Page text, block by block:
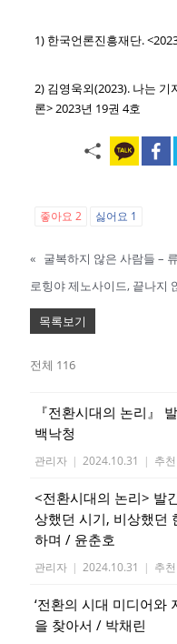
1) 한국언론진흥재단.
2) 김영욱외(2023). 나는 기
론> 2023년 19권 4호
좋아요2 싫어요 1
« 굴복하지 않은 사람들 –
로힝야 제노사이드, 끝나지
목록보기
전체 116
『전환시대의 논리』
백낙청
관리자 | 2024.10.31 | 추천
<전환시대의 논리> 발
상했던 시기, 비상했던
하며 / 윤춘호
관리자 | 2024.10.31 | 추
‘전환의 시대 미디어와
을 찾아서 / 박채린